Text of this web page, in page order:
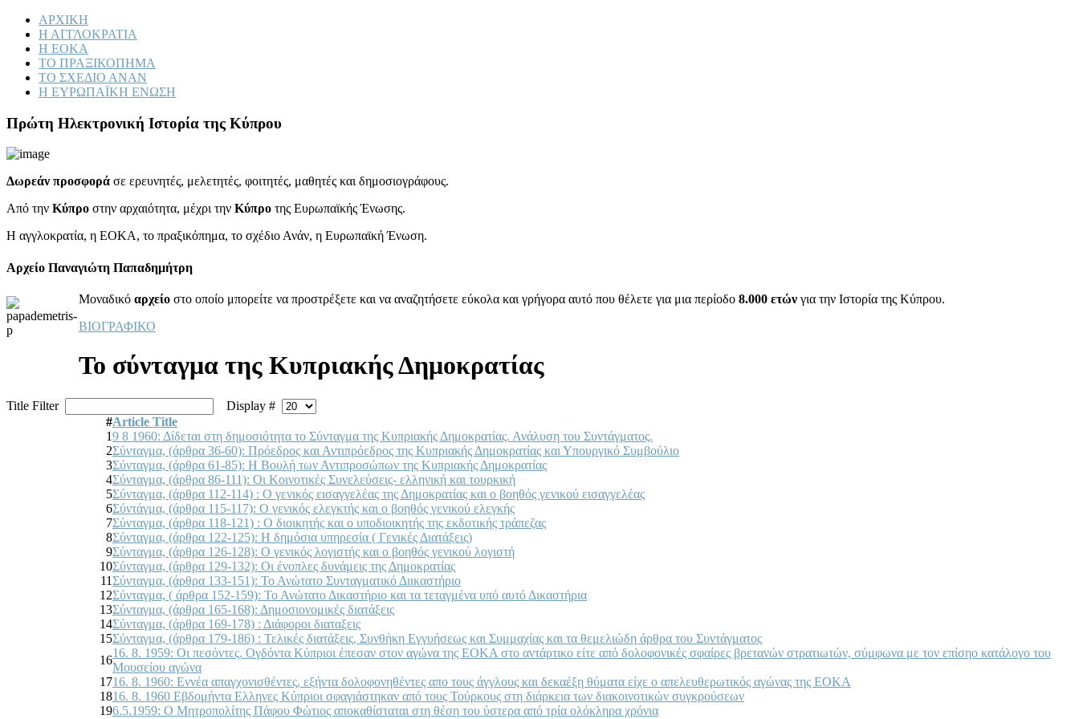
ΑΡΧΙΚΗ
Η ΑΓΓΛΟΚΡΑΤΙΑ
Η ΕΟΚΑ
ΤΟ ΠΡΑΞΙΚΟΠΗΜΑ
ΤΟ ΣΧΕΔΙΟ ΑΝΑΝ
Η ΕΥΡΩΠΑΪΚΗ ΕΝΩΣΗ
Πρώτη Ηλεκτρονική Ιστορία της Κύπρου
Δωρεάν προσφορά σε ερευνητές, μελετητές, φοιτητές, μαθητές και δημοσιογράφους.
Από την Κύπρο στην αρχαιότητα, μέχρι την Κύπρο της Ευρωπαϊκής Ένωσης.
Η αγγλοκρατία, η ΕΟΚΑ, το πραξικόπημα, το σχέδιο Ανάν, η Ευρωπαϊκή Ένωση.
Αρχείο Παναγιώτη Παπαδημήτρη
Μοναδικό αρχείο στο οποίο μπορείτε να προστρέξετε και να αναζητήσετε εύκολα και γρήγορα αυτό που θέλετε για μια περίοδο 8.000 ετών για την Ιστορία της Κύπρου.
ΒΙΟΓΡΑΦΙΚΟ
Το σύνταγμα της Κυπριακής Δημοκρατίας
Title Filter
Display #
#Article Title
19 8 1960: Δίδεται στη δημοσιότητα το Σύνταγμα της Κυπριακής Δημοκρατίας. Ανάλυση του Συντάγματος.
2Σύνταγμα, (άρθρα 36-60): Πρόεδρος και Αντιπρόεδρος της Κυπριακής Δημοκρατίας και Υπουργικό Συμβούλιο
3Σύνταγμα, (άρθρα 61-85): Η Βουλή των Αντιπροσώπων της Κυπριακής Δημοκρατίας
4Σύνταγμα, (άρθρα 86-111): Οι Κοινοτικές Συνελεύσεις- ελληνική και τουρκική
5Σύνταγμα, (άρθρα 112-114) : Ο γενικός εισαγγελέας της Δημοκρατίας και ο βοηθός γενικού εισαγγελέας
6Σύντάγμα, (άρθρα 115-117): Ο γενικός ελεγκτής και ο βοηθός γενικού ελεγκής
7Σύνταγμα, (άρθρα 118-121) : Ο διοικητής και ο υποδιοικητής της εκδοτικής τράπεζας
8Σύνταγμα, (άρθρα 122-125): Η δημόσια υπηρεσία ( Γενικές Διατάξεις)
9Σύνταγμα, (άρθρα 126-128): Ο γενικός λογιστής και ο βοηθός γενικού λογιστή
10Σύνταγμα, (άρθρα 129-132): Οι ένοπλες δυνάμεις της Δημοκρατίας
11Σύνταγμα, (άρθρα 133-151): Το Ανώτατο Συνταγματικό Διικαστήριο
12Σύνταγμα, ( άρθρα 152-159): Το Ανώτατο Δικαστήριο και τα τεταγμένα υπό αυτό Δικαστήρια
13Σύνταγμα, (άρθρα 165-168): Δημοσιονομικές διατάξεις
14Σύνταγμα, (άρθρα 169-178) : Διάφοροι διαταξεις
15Σύνταγμα, (άρθρα 179-186) : Τελικές διατάξεις, Συνθήκη Εγγυήσεως και Συμμαχίας και τα θεμελιώδη άρθρα του Συντάγματος
16
16. 8. 1959: Οι πεσόντες. Ογδόντα Κύπριοι έπεσαν στον αγώνα της ΕΟΚΑ στο αντάρτικο είτε από δολοφονικές σφαίρες βρετανών στρατιωτών, σύμφωνα με τον επίσηο κατάλογο του
Μουσείου αγώνα
1716. 8. 1960: Εννέα απαγχονισθέντες, εξήντα δολοφονηθέντες απο τους άγγλους και δεκαέξη θύματα είχε ο απελευθερωτικός αγώνας της ΕΟΚΑ
1816. 8. 1960 Εβδομήντα Ελληνες Κύπριοι σφαγιάστηκαν από τους Τούρκους στη διάρκεια των διακοινοτικών συγκρούσεων
196.5.1959: Ο Μητροπολίτης Πάφου Φώτιος αποκαθίσταται στη θέση του ύστερα από τρία ολόκληρα χρόνια